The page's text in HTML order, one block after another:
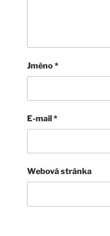
Jméno*
E-mail*
Webová stránka